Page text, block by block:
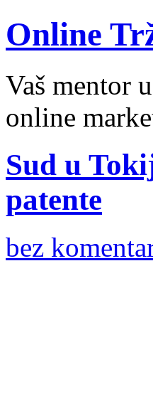
Online
Vaš mentor
online
Sud u
patente
bez